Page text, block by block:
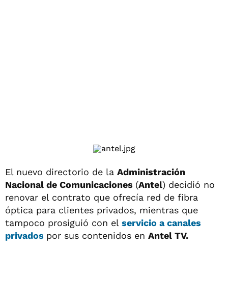
El nuevo directorio de la Administración
Nacional de Comunicaciones (Antel) decidió no
renovar el contrato que ofrecía red de fibra
óptica para clientes privados, mientras que
tampoco prosiguió con el servicio a canales
privados por sus contenidos en Antel TV.